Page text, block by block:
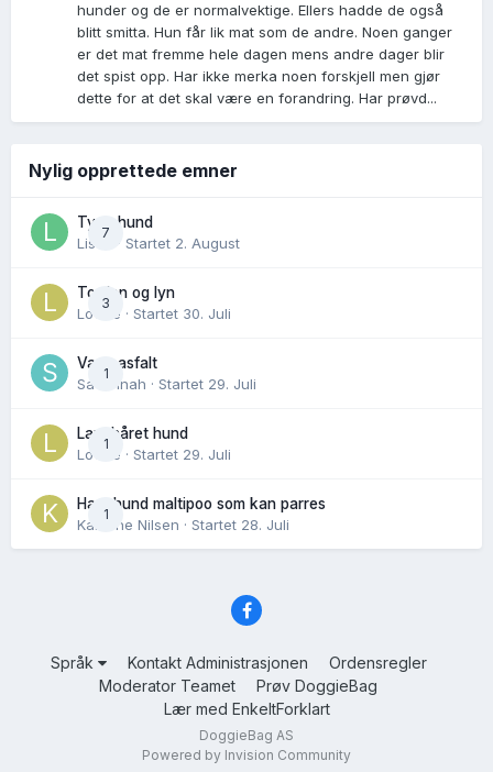
hunder og de er normalvektige. Ellers hadde de også
blitt smitta. Hun får lik mat som de andre. Noen ganger
er det mat fremme hele dagen mens andre dager blir
det spist opp. Har ikke merka noen forskjell men gjør
dette for at det skal være en forandring. Har prøvd...
Nylig opprettede emner
7
Tynn hund
Lisen
· Startet 2. August
3
Torden og lyn
Lovise · Startet 30. Juli
1
Varm asfalt
Savannah · Startet 29. Juli
1
Langhåret hund
Lovise · Startet 29. Juli
1
Hannhund maltipoo som kan parres
Karoline Nilsen · Startet 28. Juli
Språk Kontakt Administrasjonen
Ordensregler
Moderator Teamet
Prøv DoggieBag
Lær med EnkeltForklart
DoggieBag AS
Powered by Invision Community